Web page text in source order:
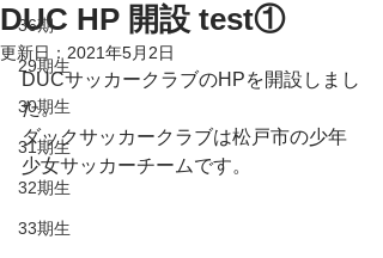
36期
29期生
30期生
31期生
32期生
33期生
DUC HP 開設 test①
更新日： 2021年5月2日
DUCサッカークラブのHPを開設しまし
た。
ダックサッカークラブは松戸市の少年
少女サッカーチームです。